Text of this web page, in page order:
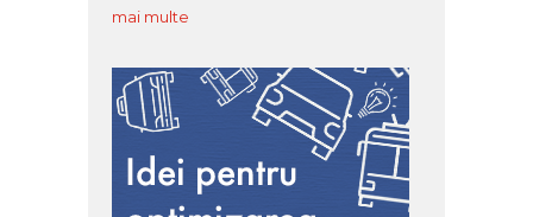
mai multe